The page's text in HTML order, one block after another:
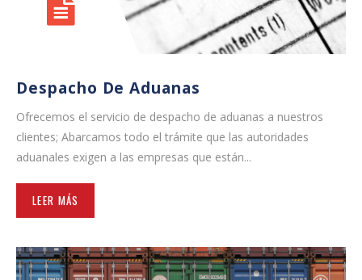
Despacho De Aduanas
Ofrecemos el servicio de despacho de aduanas a nuestros
clientes; Abarcamos todo el trámite que las autoridades
aduanales exigen a las empresas que están...
LEER MÁS